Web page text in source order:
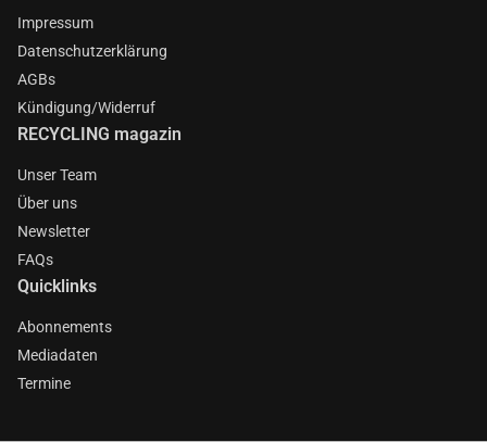
Impressum
Datenschutzerklärung
AGBs
Kündigung/Widerruf
RECYCLING magazin
Unser Team
Über uns
Newsletter
FAQs
Quicklinks
Abonnements
Mediadaten
Termine